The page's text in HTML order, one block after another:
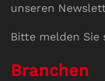
unseren
Bitte melden Sie
Branchen